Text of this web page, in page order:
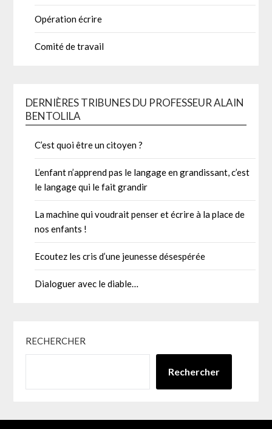
Opération écrire
Comité de travail
DERNIÈRES TRIBUNES DU PROFESSEUR ALAIN
BENTOLILA
C’est quoi être un citoyen ?
L’enfant n’apprend pas le langage en grandissant, c’est
le langage qui le fait grandir
La machine qui voudrait penser et écrire à la place de
nos enfants !
Ecoutez les cris d’une jeunesse désespérée
Dialoguer avec le diable…
RECHERCHER
Rechercher